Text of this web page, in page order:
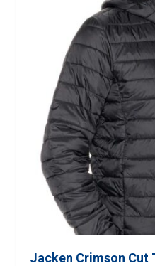
Jacken Crimson Cut